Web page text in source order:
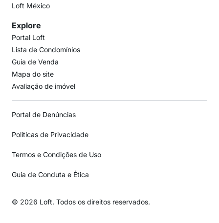
Loft México
Explore
Portal Loft
Lista de Condomínios
Guia de Venda
Mapa do site
Avaliação de imóvel
Portal de Denúncias
Políticas de Privacidade
Termos e Condições de Uso
Guia de Conduta e Ética
© 2026 Loft. Todos os direitos reservados.